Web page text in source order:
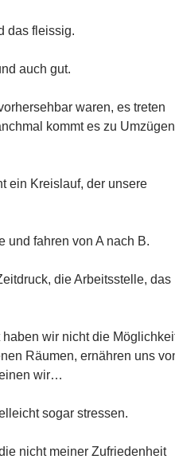
das fleissig.
auch gut.
waren, es treten
kommt es zu Umzügen
ein Kreislauf, der unsere
und fahren von A nach B.
die Arbeitsstelle, das
wir nicht die
Räumen, ernähren uns
wir…
sogar stressen.
nicht meiner Zufriedenheit